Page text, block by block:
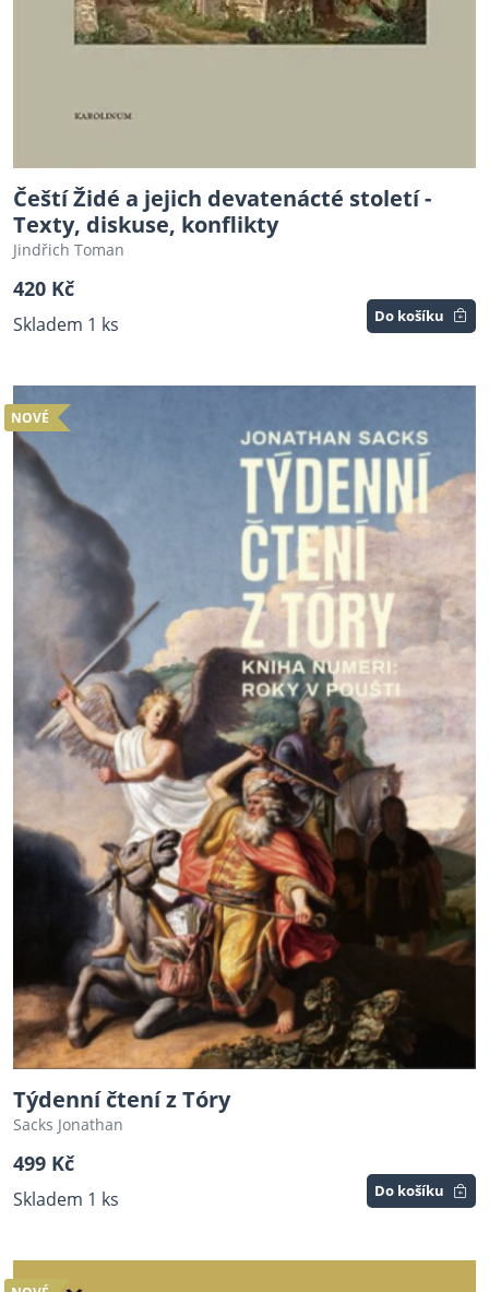
Čeští Židé a jejich devatenácté století -
Texty, diskuse, konflikty
Jindřich Toman
420 Kč
Skladem 1 ks Do košíku
NOVÉ
Týdenní čtení z Tóry
Sacks Jonathan
499 Kč
Skladem 1 ks Do košíku